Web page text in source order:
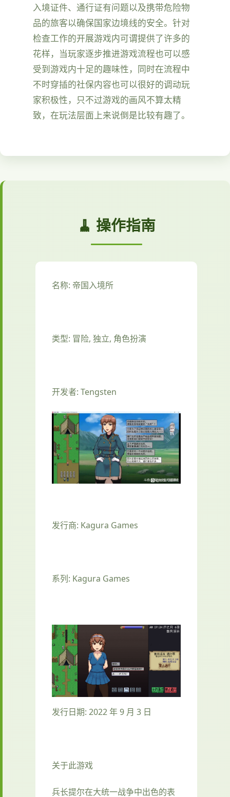
入境证件、通行证有问题以及携带危险物
品的旅客以确保国家边境线的安全。针对
检查工作的开展游戏内可谓提供了许多的
花样，当玩家逐步推进游戏流程也可以感
受到游戏内十足的趣味性，同时在流程中
不时穿插的社保内容也可以很好的调动玩
家积极性，只不过游戏的画风不算太精
致，在玩法层面上来说倒是比较有趣了。
🧹 操作指南
名称: 帝国入境所
类型: 冒险, 独立, 角色扮演
开发者: Tengsten
发行商: Kagura Games
系列: Kagura Games
发行日期: 2022 年 9 月 3 日
关于此游戏
兵长提尔在大统一战争中出色的表